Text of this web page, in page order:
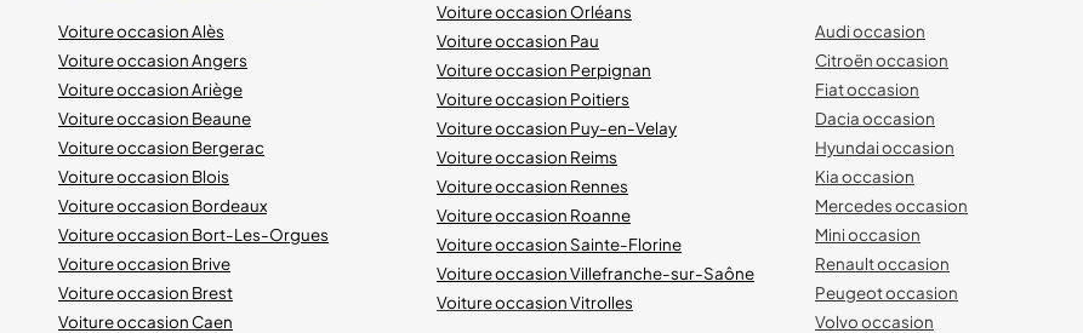
Voiture occasion Alès
Voiture occasion Angers
Voiture occasion Ariège
Voiture occasion Beaune
Voiture occasion Bergerac
Voiture occasion Blois
Voiture occasion Bordeaux
Voiture occasion Bort-Les-Orgues
Voiture occasion Brive
Voiture occasion Brest
Voiture occasion Caen
Voiture occasion Orléans
Voiture occasion Pau
Voiture occasion Perpignan
Voiture occasion Poitiers
Voiture occasion Puy-en-Velay
Voiture occasion Reims
Voiture occasion Rennes
Voiture occasion Roanne
Voiture occasion Sainte-Florine
Voiture occasion Villefranche-sur-Saône
Voiture occasion Vitrolles
Audi occasion
Citroën occasion
Fiat occasion
Dacia occasion
Hyundai occasion
Kia occasion
Mercedes occasion
Mini occasion
Renault occasion
Peugeot occasion
Volvo occasion